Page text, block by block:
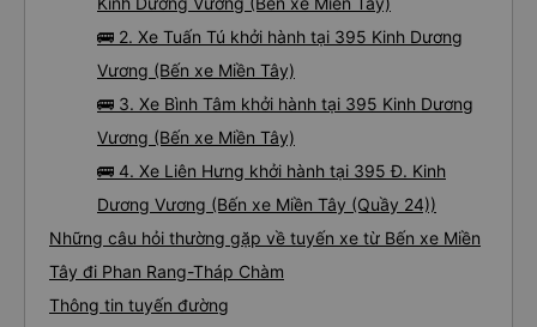
🚌 2. Xe Tuấn Tú khởi hành tại 395 Kinh Dương
Vương (Bến xe Miền Tây)
🚌 3. Xe Bình Tâm khởi hành tại 395 Kinh Dương
Vương (Bến xe Miền Tây)
🚌 4. Xe Liên Hưng khởi hành tại 395 Đ. Kinh
Dương Vương (Bến xe Miền Tây (Quầy 24))
Những câu hỏi thường gặp về tuyến xe từ Bến xe Miền
Tây đi Phan Rang-Tháp Chàm
Thông tin tuyến đường